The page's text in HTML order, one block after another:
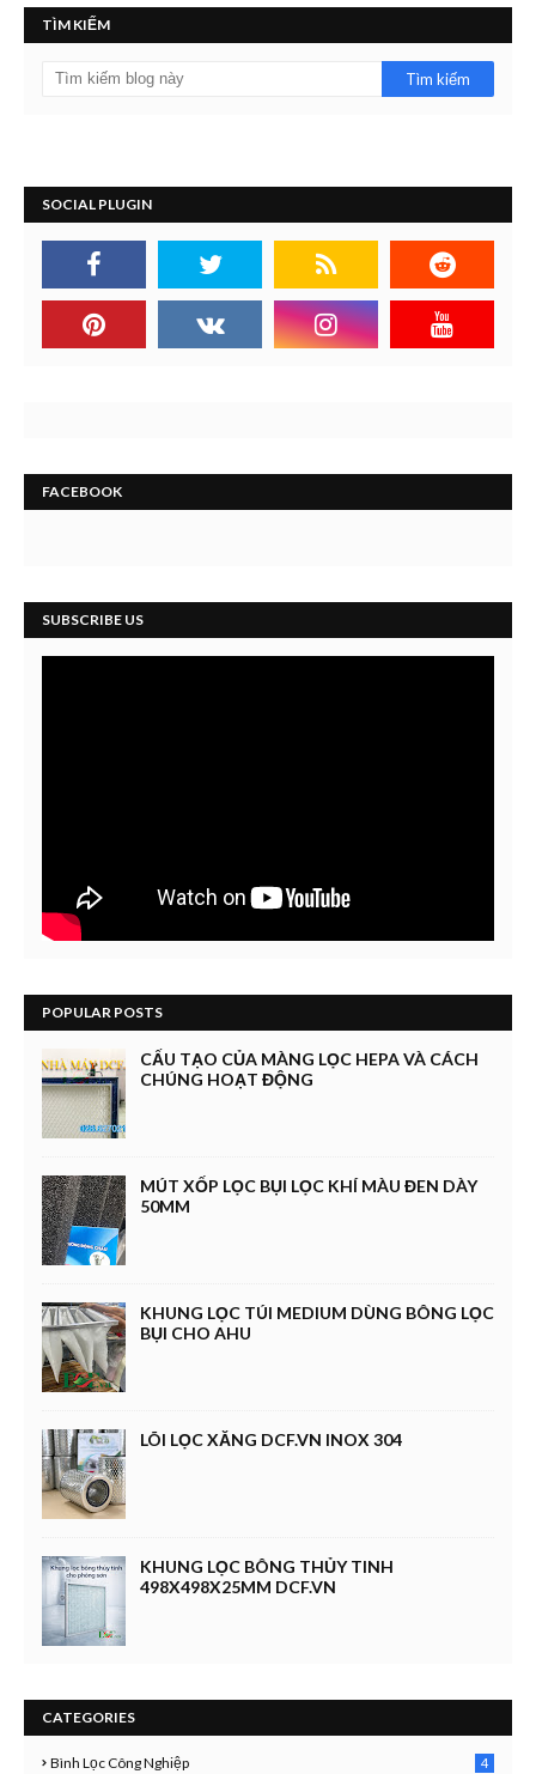
TÌM KIẾM
SOCIAL PLUGIN
FACEBOOK
SUBSCRIBE US
POPULAR POSTS
CẤU TẠO CỦA MÀNG LỌC HEPA VÀ CÁCH
CHÚNG HOẠT ĐỘNG
MÚT XỐP LỌC BỤI LỌC KHÍ MÀU ĐEN DÀY
50MM
KHUNG LỌC TÚI MEDIUM DÙNG BÔNG LỌC
BỤI CHO AHU
LÕI LỌC XĂNG DCF.VN INOX 304
KHUNG LỌC BÔNG THỦY TINH
498X498X25MM DCF.VN
CATEGORIES
Bình Lọc Công Nghiệp
4